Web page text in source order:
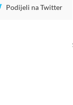
Podijeli na Twitter